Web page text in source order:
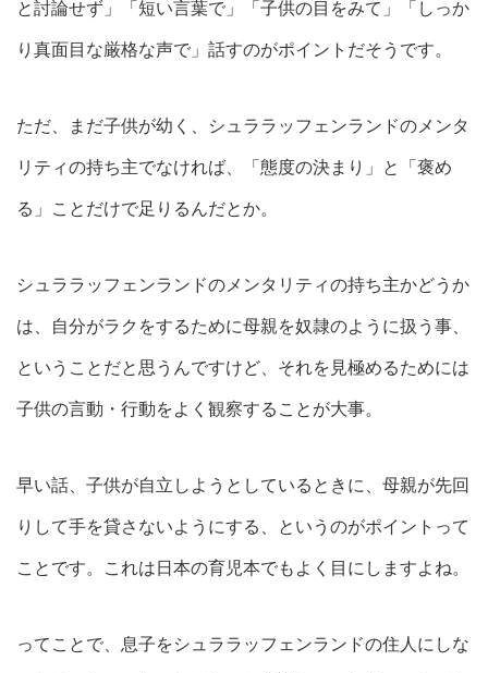
と討論せず」「短い言葉で」「子供の目をみて」「しっか
り真面目な厳格な声で」話すのがポイントだそうです。
ただ、まだ子供が幼く、シュララッフェンランドのメンタ
リティの持ち主でなければ、「態度の決まり」と「褒め
る」ことだけで足りるんだとか。
シュララッフェンランドのメンタリティの持ち主かどうか
は、自分がラクをするために母親を奴隷のように扱う事、
ということだと思うんですけど、それを見極めるためには
子供の言動・行動をよく観察することが大事。
早い話、子供が自立しようとしているときに、母親が先回
りして手を貸さないようにする、というのがポイントって
ことです。これは日本の育児本でもよく目にしますよね。
ってことで、息子をシュララッフェンランドの住人にしな